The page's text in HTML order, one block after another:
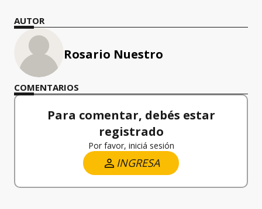
AUTOR
Rosario Nuestro
COMENTARIOS
Para comentar, debés estar
registrado
Por favor, iniciá sesión
INGRESA